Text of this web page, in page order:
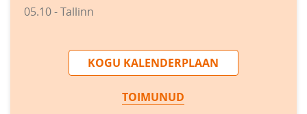
05.10 - Tallinn
KOGU KALENDERPLAAN
TOIMUNUD